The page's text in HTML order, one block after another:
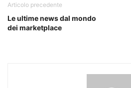
Articolo precedente
Le ultime news dal mondo
dei marketplace